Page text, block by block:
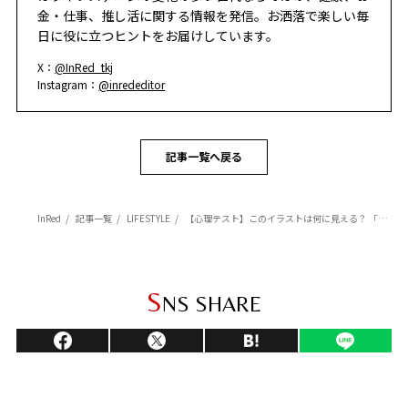
金・仕事、推し活に関する情報を発信。お洒落で楽しい毎
日に役に立つヒントをお届けしています。
X：@InRed_tkj
Instagram：@inrededitor
記事一覧へ戻る
InRed 記事一覧 LIFESTYLE 【心理テスト】このイラストは何に見える？ 「3年後のあなたが、今のあなたに伝えたい言葉」がわかる！
SNS SHARE